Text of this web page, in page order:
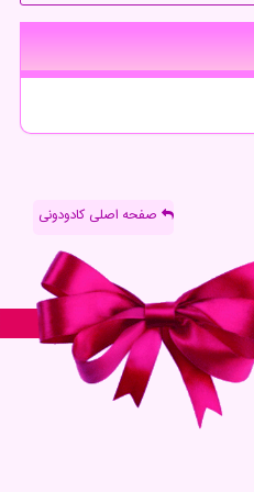
صفحه اصلی کادودونی